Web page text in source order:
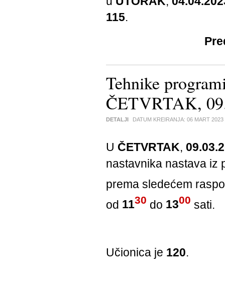
115.
Tehnike
ČETVRTAK,
DETALJI DATUM KREIRANJA: 06 MART 2023
U ČETVRTAK,
nastavnika nastava iz
prema sledećem
od 1130 do 1300 sati.
Učionica je 120.